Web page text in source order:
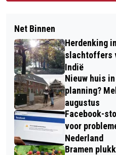
Net Binnen
Herdenking
slachtoffers
Indië
Nieuw huis
planning?
augustus
Facebook-
voor
Nederland
Bramen